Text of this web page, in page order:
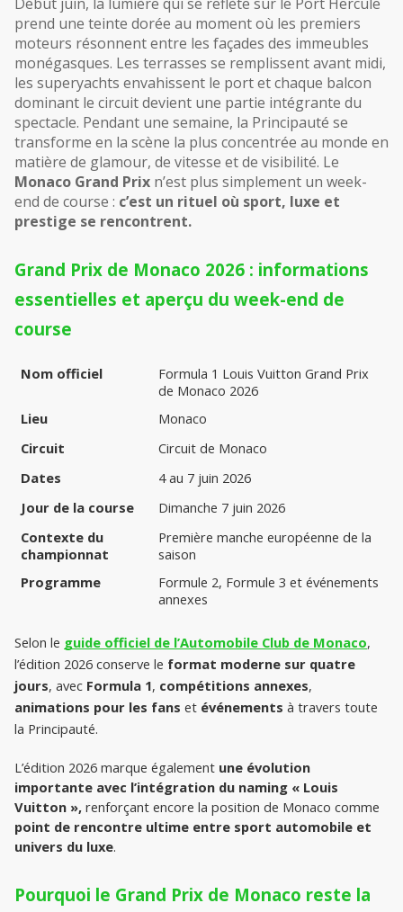
prend une teinte dorée au moment où les premiers
moteurs résonnent entre les façades des immeubles
monégasques. Les terrasses se remplissent avant midi,
les superyachts envahissent le port et chaque balcon
dominant le circuit devient une partie intégrante du
spectacle. Pendant une semaine, la Principauté se
transforme en la scène la plus concentrée au monde en
Monaco Grand Prix n’est plus simplement un week-
end de course : c’est un rituel où sport, luxe et
prestige se rencontrent.
Grand Prix de Monaco 2026 : informations
essentielles et aperçu du week-end de
course
Nom officiel
Formula 1 Louis Vuitton Grand Prix
de Monaco 2026
Lieu
Monaco
Circuit
Circuit de Monaco
Dates
4 au 7 juin 2026
Jour de la course
Dimanche 7 juin 2026
Contexte du
championnat
Première manche européenne de la
saison
Programme
Formule 2, Formule 3 et événements
annexes
Selon le guide officiel de l’Automobile Club de Monaco,
l’édition 2026 conserve le format moderne sur quatre
jours, avec Formula 1, compétitions annexes
animations pour les fans et événements à travers toute
la Principauté.
L’édition 2026 marque également une évolution
importante avec l’intégration du naming « Louis
Vuitton »,
point de rencontre ultime entre sport automobile et
univers du luxe.
Pourquoi le Grand Prix de Monaco reste la